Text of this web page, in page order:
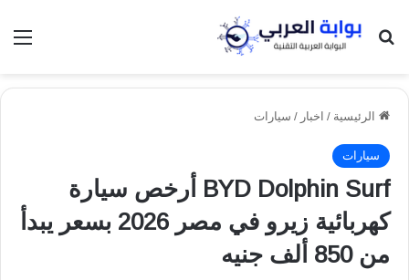
بحث عن
الرئيسية / اخبار / سيارات
سيارات
BYD Dolphin Surf أرخص سيارة
كهربائية زيرو في مصر 2026 بسعر يبدأ
من 850 ألف جنيه